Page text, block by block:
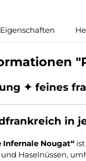
Eigenschaften
✦ feines
in
Infernale Nougat“
Haselnüssen,